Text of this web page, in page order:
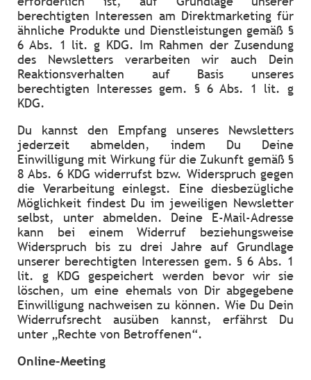
berechtigten Interessen am Direktmarketing für
ähnliche Produkte und Dienstleistungen gemäß §
6 Abs. 1 lit. g KDG. Im Rahmen der Zusendung
des Newsletters verarbeiten wir auch Dein
Reaktionsverhalten auf Basis unseres
berechtigten Interesses gem. § 6 Abs. 1 lit. g
KDG.
Du kannst den Empfang unseres Newsletters
jederzeit abmelden, indem Du Deine
Einwilligung mit Wirkung für die Zukunft gemäß §
8 Abs. 6 KDG widerrufst bzw. Widerspruch gegen
die Verarbeitung einlegst. Eine diesbezügliche
Möglichkeit findest Du im jeweiligen Newsletter
selbst, unter abmelden. Deine E-Mail-Adresse
kann bei einem Widerruf beziehungsweise
Widerspruch bis zu drei Jahre auf Grundlage
unserer berechtigten Interessen gem. § 6 Abs. 1
lit. g KDG gespeichert werden bevor wir sie
löschen, um eine ehemals von Dir abgegebene
Einwilligung nachweisen zu können. Wie Du Dein
Widerrufsrecht ausüben kannst, erfährst Du
unter „Rechte von Betroffenen“.
Online-Meeting